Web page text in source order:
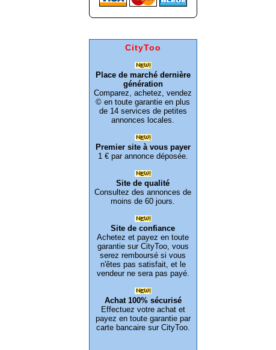
CityToo
Place de marché dernière
génération
Comparez, achetez, vendez
© en toute garantie en plus
de 14 services de petites
annonces locales.
Premier site à vous payer
1 € par annonce déposée.
Site de qualité
Consultez des annonces de
moins de 60 jours.
Site de confiance
Achetez et payez en toute
garantie sur CityToo, vous
serez remboursé si vous
n'êtes pas satisfait, et le
vendeur ne sera pas payé.
Achat 100% sécurisé
Effectuez votre achat et
payez en toute garantie par
carte bancaire sur CityToo.